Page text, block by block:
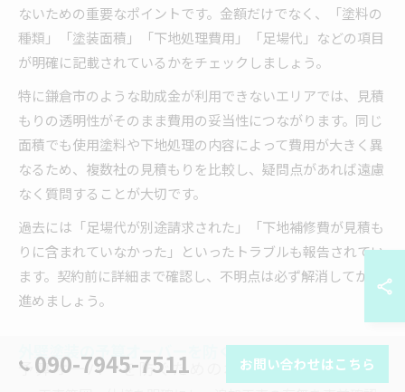
ないための重要なポイントです。金額だけでなく、「塗料の
種類」「塗装面積」「下地処理費用」「足場代」などの項目
が明確に記載されているかをチェックしましょう。
特に鎌倉市のような助成金が利用できないエリアでは、見積
もりの透明性がそのまま費用の妥当性につながります。同じ
面積でも使用塗料や下地処理の内容によって費用が大きく異
なるため、複数社の見積もりを比較し、疑問点があれば遠慮
なく質問することが大切です。
過去には「足場代が別途請求された」「下地補修費が見積も
りに含まれていなかった」といったトラブルも報告されてい
ます。契約前に詳細まで確認し、不明点は必ず解消してから
進めましょう。
外壁塗装の予算オーバーを防ぐチェックリスト
予算オーバーを防ぐためのポイント
090-7945-7511 お問い合わせはこちら